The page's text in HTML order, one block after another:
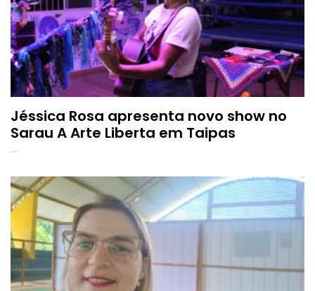
Jéssica Rosa apresenta novo show no
Sarau A Arte Liberta em Taipas